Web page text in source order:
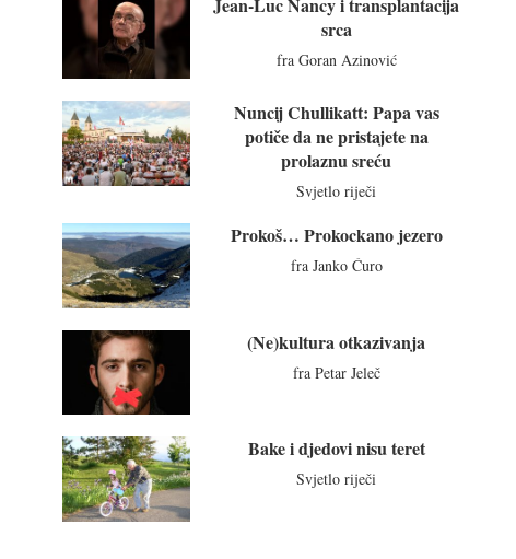
srca
fra Goran Azinović
Nuncij Chullikatt: Papa vas
potiče da ne pristajete na
prolaznu sreću
Svjetlo riječi
Prokoš… Prokockano jezero
fra Janko Ćuro
(Ne)kultura otkazivanja
fra Petar Jeleč
Bake i djedovi nisu teret
Svjetlo riječi